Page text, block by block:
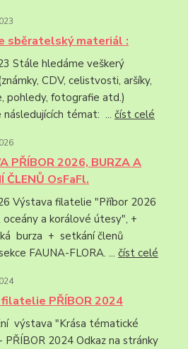
sběratelský materiál :
Stále hledáme veškerý
CDV, celistvosti, aršíky,
pohledy, fotografie atd.)
následujících témat: ... číst celé
PŘÍBOR 2026, BURZA A
ČLENŮ OsFaFl.
Výstava filatelie "Příbor 2026
oceány a korálové útesy", +
burza + setkání členů
FAUNA-FLORA. ... číst celé
PŘÍBOR 2024
výstava "Krása tématické
2024 Odkaz na stránky